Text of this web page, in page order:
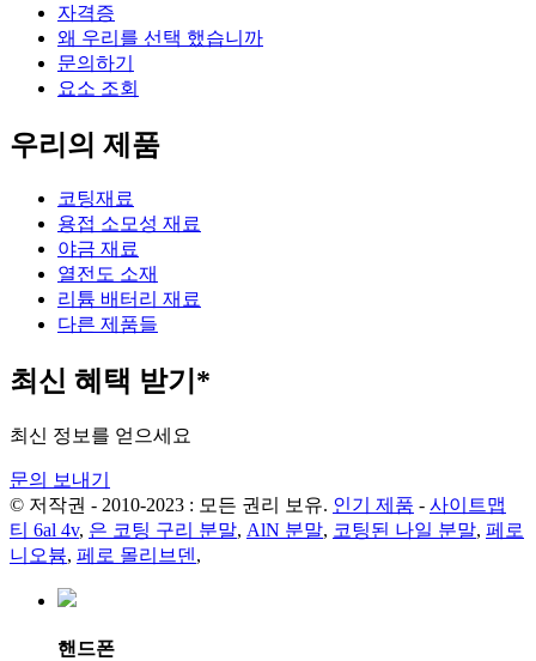
자격증
왜 우리를 선택 했습니까
문의하기
요소 조회
우리의 제품
코팅재료
용접 소모성 재료
야금 재료
열전도 소재
리튬 배터리 재료
다른 제품들
최신 혜택 받기*
최신 정보를 얻으세요
문의 보내기
© 저작권 - 2010-2023 : 모든 권리 보유. 인기 제품 - 사이트맵
티 6al 4v, 은 코팅 구리 분말, AlN 분말, 코팅된 나일 분말, 페로
니오븀, 페로 몰리브덴 ,
핸드폰